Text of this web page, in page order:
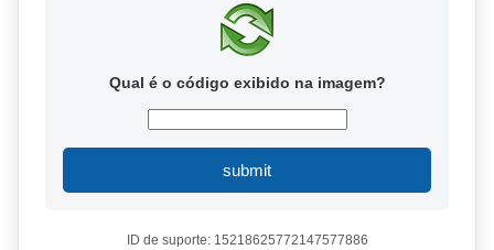
Qual é o código exibido na imagem?
submit
ID de suporte: 15218625772147577886